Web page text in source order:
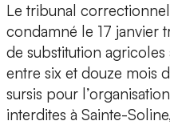
Le tribunal
condamné le 17 janvier
de substitution
entre six et douze mois
sursis pour
interdites à Sainte-